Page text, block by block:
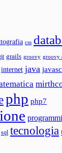
css
grails groovy groovy
internet java
php php7
sql tecnologia